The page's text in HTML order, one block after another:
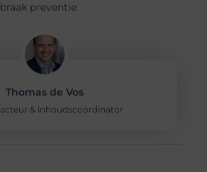
preventie
Thomas de Vos
& inhoudscoördinator